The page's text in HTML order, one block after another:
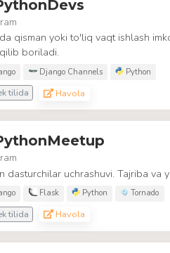
qisman yoki to'liq vaqt ishlash
boriladi.
Django Channels Python
tilida Havola
dasturchilar uchrashuvi. Tajriba va
Flask Python Tornado
tilida Havola